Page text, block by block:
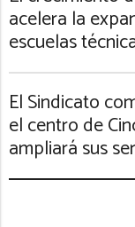
acelera la
escuelas
El Sindicato
el centro de
ampliará sus